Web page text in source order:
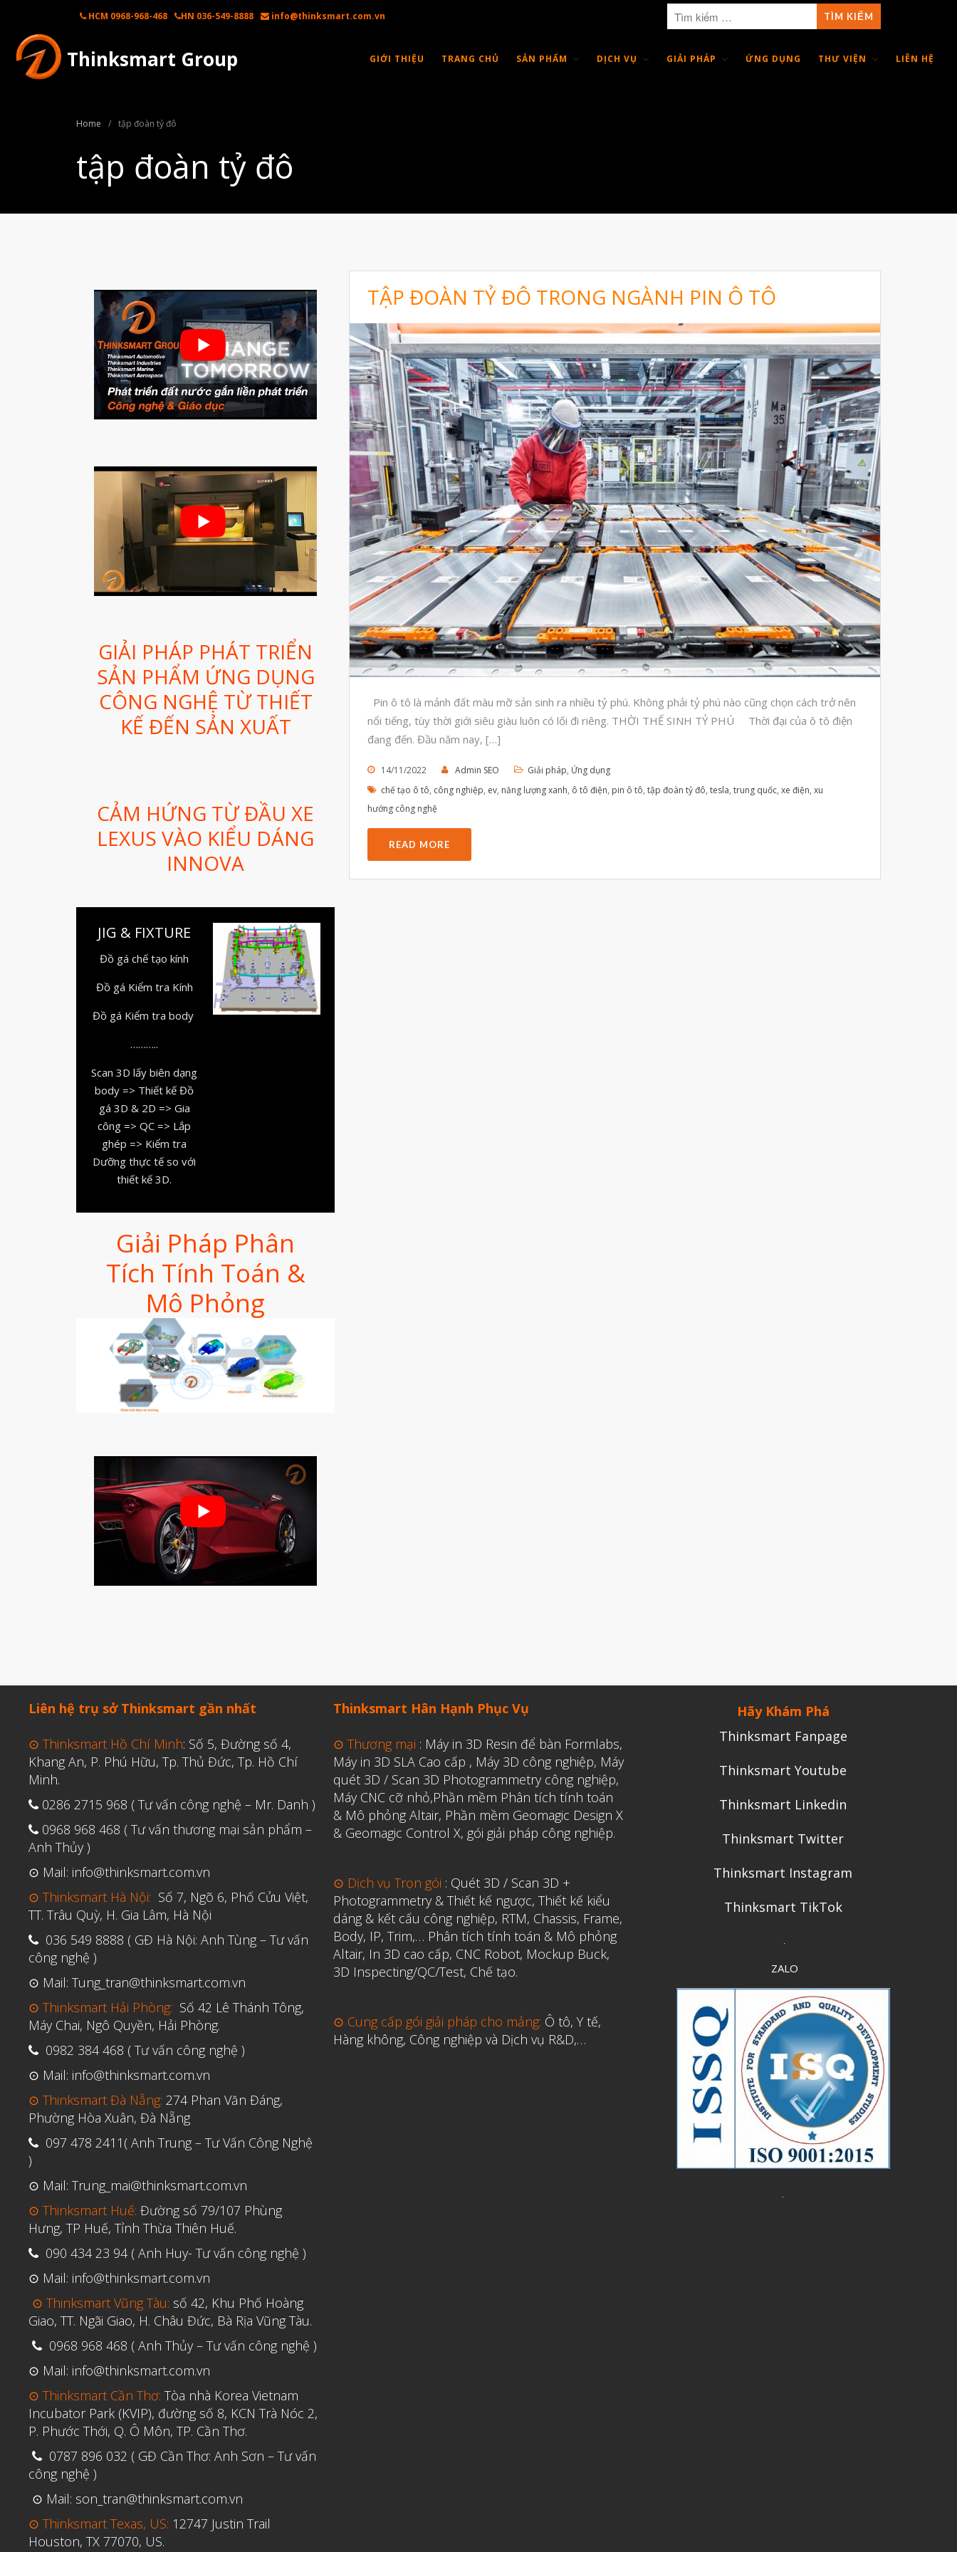
Máy in 3D EOS
Máy In 3D FDM Để Bàn & Công
Máy In 3D Kim Loại
Phân Tích Lực & Mô Phỏng
3D_Altair
Phần Mềm Geomagic: Phân Tích
Khuyết Tật RE & QC
Dịch Vụ
Dịch Vụ In 3D
Dịch Vụ Quét 3D Cao Cấp & RE
Phân tích lực & Mô phỏng
3D_Altair
Dịch Vụ Kiểm Tra Chất Lượng
Mockup Buck
Dịch vụ thiết kế khuôn đúc
Giải Pháp
Automotive
Aerospace
Marine
Tháng Tư 2024
Tháng Ba 2024
Tháng Hai 2024
Tháng Mười Một 2023
Tháng Mười 2023
Tháng Tám 2023
Tháng Bảy 2023
Tháng Ba 2023
Tháng Hai 2023
Tháng Một 2023
Tháng Mười Hai 2022
Tháng Mười Một 2022
Tháng Mười 2022
Tháng Chín 2022
HCM 0968-968-468 HN 036-549-8888 info@thinksmart.com.vn
Thinksmart Group GIỚI THIỆU TRANG CHỦ SẢN PHẨM DỊCH VỤ GIẢI PHÁP ỨNG DỤNG THƯ VIỆN LIÊN HỆ
Home / tập đoàn tỷ đô
tập đoàn tỷ đô
GIẢI PHÁP PHÁT TRIỂN
SẢN PHẨM ỨNG DỤNG
CÔNG NGHỆ TỪ THIẾT
KẾ ĐẾN SẢN XUẤT
CẢM HỨNG TỪ ĐẦU XE
LEXUS VÀO KIỂU DÁNG
INNOVA
JIG & FIXTURE
Đồ gá chế tạo kính
Đồ gá Kiểm tra Kính
Đồ gá Kiểm tra body
………..
Scan 3D lấy biên dạng
body => Thiết kế Đồ
gá 3D & 2D => Gia
công => QC => Lắp
ghép => Kiểm tra
Dưỡng thực tế so với
thiết kế 3D.
Giải Pháp Phân
Tích Tính Toán &
Mô Phỏng
TẬP ĐOÀN TỶ ĐÔ TRONG NGÀNH PIN Ô TÔ
Pin ô tô là mảnh đất màu mỡ sản sinh ra nhiều tỷ phú. Không phải tỷ phú nào cũng chọn cách trở nên
nổi tiếng, tùy thời giới siêu giàu luôn có lối đi riêng. THỜI THẾ SINH TỶ PHÚ Thời đại của ô tô điện
đang đến. Đầu năm nay, […]
14/11/2022 Admin SEO Giải pháp, Ứng dụng
chế tạo ô tô, công nghiệp, ev, năng lượng xanh, ô tô điện, pin ô tô,tập đoàn tỷ đô,tesla,trung quốc,xe điện,xu
hướng công nghệ
READ MORE
Liên hệ trụ sở Thinksmart gần nhất
⊙ Thinksmart Hồ Chí Minh: Số 5, Đường số 4,
Khang An, P. Phú Hữu, Tp. Thủ Đức, Tp. Hồ Chí
Minh.
0286 2715 968 ( Tư vấn công nghệ – Mr. Danh )
0968 968 468 ( Tư vấn thương mại sản phẩm –
Anh Thủy )
⊙ Mail: info@thinksmart.com.vn
⊙ Thinksmart Hà Nội: Số 7, Ngõ 6, Phố Cửu Việt,
TT. Trâu Quỳ, H. Gia Lâm, Hà Nội
036 549 8888 ( GĐ Hà Nội: Anh Tùng – Tư vấn
công nghệ )
⊙ Mail: Tung_tran@thinksmart.com.vn
⊙ Thinksmart Hải Phòng: Số 42 Lê Thánh Tông,
Máy Chai, Ngô Quyền, Hải Phòng.
0982 384 468 ( Tư vấn công nghệ )
⊙ Mail: info@thinksmart.com.vn
⊙ Thinksmart Đà Nẵng: 274 Phan Văn Đáng,
Phường Hòa Xuân, Đà Nẵng
097 478 2411( Anh Trung – Tư Vấn Công Nghệ
)
⊙ Mail: Trung_mai@thinksmart.com.vn
⊙ Thinksmart Huế: Đường số 79/107 Phùng
Hưng, TP Huế, Tỉnh Thừa Thiên Huế.
090 434 23 94 ( Anh Huy- Tư vấn công nghệ )
⊙ Mail: info@thinksmart.com.vn
⊙ Thinksmart Vũng Tàu: số 42, Khu Phố Hoàng
Giao, TT. Ngãi Giao, H. Châu Đức, Bà Rịa Vũng Tàu.
0968 968 468 ( Anh Thủy – Tư vấn công nghệ )
⊙ Mail: info@thinksmart.com.vn
⊙ Thinksmart Cần Thơ: Tòa nhà Korea Vietnam
Incubator Park (KVIP), đường số 8, KCN Trà Nóc 2,
P. Phước Thới, Q. Ô Môn, TP. Cần Thơ.
0787 896 032 ( GĐ Cần Thơ: Anh Sơn – Tư vấn
công nghệ )
⊙ Mail: son_tran@thinksmart.com.vn
⊙ Thinksmart Texas, US: 12747 Justin Trail
Houston, TX 77070, US.
Thinksmart Hân Hạnh Phục Vụ
⊙ Thương mại : Máy in 3D Resin để bàn Formlabs,
Máy in 3D SLA Cao cấp , Máy 3D công nghiệp, Máy
quét 3D / Scan 3D Photogrammetry công nghiệp,
Máy CNC cỡ nhỏ,Phần mềm Phân tích tính toán
& Mô phỏng Altair, Phần mềm Geomagic Design X
& Geomagic Control X, gói giải pháp công nghiệp.
⊙ Dịch vụ Trọn gói : Quét 3D / Scan 3D +
Photogrammetry & Thiết kế ngược, Thiết kế kiểu
dáng & kết cấu công nghiệp, RTM, Chassis, Frame,
Body, IP, Trim,… Phân tích tính toán & Mô phỏng
Altair, In 3D cao cấp, CNC Robot, Mockup Buck,
3D Inspecting/QC/Test, Chế tạo.
⊙ Cung cấp gói giải pháp cho mảng: Ô tô, Y tế,
Hàng không, Công nghiệp và Dịch vụ R&D,…
Hãy Khám Phá
Thinksmart Fanpage
Thinksmart Youtube
Thinksmart Linkedin
Thinksmart Twitter
Thinksmart Instagram
Thinksmart TikTok
ZALO